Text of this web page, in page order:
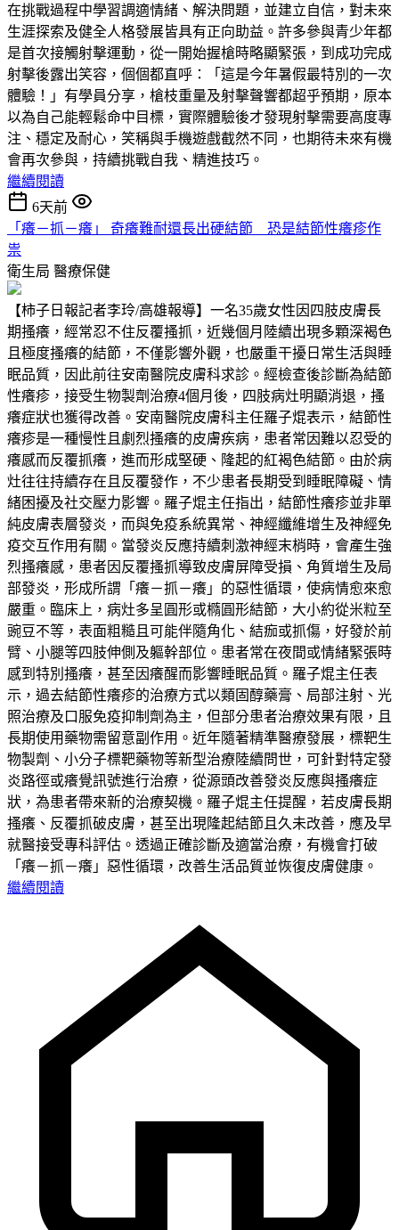
在挑戰過程中學習調適情緒、解決問題，並建立自信，對未來
生涯探索及健全人格發展皆具有正向助益。許多參與青少年都
是首次接觸射擊運動，從一開始握槍時略顯緊張，到成功完成
射擊後露出笑容，個個都直呼：「這是今年暑假最特別的一次
體驗！」有學員分享，槍枝重量及射擊聲響都超乎預期，原本
以為自己能輕鬆命中目標，實際體驗後才發現射擊需要高度專
注、穩定及耐心，笑稱與手機遊戲截然不同，也期待未來有機
會再次參與，持續挑戰自我、精進技巧。
繼續閱讀
6天前
「癢－抓－癢」 奇癢難耐還長出硬結節 恐是結節性癢疹作
祟
衛生局 醫療保健
【柿子日報記者李玲/高雄報導】一名35歲女性因四肢皮膚長
期搔癢，經常忍不住反覆搔抓，近幾個月陸續出現多顆深褐色
且極度搔癢的結節，不僅影響外觀，也嚴重干擾日常生活與睡
眠品質，因此前往安南醫院皮膚科求診。經檢查後診斷為結節
性癢疹，接受生物製劑治療4個月後，四肢病灶明顯消退，搔
癢症狀也獲得改善。安南醫院皮膚科主任羅子焜表示，結節性
癢疹是一種慢性且劇烈搔癢的皮膚疾病，患者常因難以忍受的
癢感而反覆抓癢，進而形成堅硬、隆起的紅褐色結節。由於病
灶往往持續存在且反覆發作，不少患者長期受到睡眠障礙、情
緒困擾及社交壓力影響。羅子焜主任指出，結節性癢疹並非單
純皮膚表層發炎，而與免疫系統異常、神經纖維增生及神經免
疫交互作用有關。當發炎反應持續刺激神經末梢時，會產生強
烈搔癢感，患者因反覆搔抓導致皮膚屏障受損、角質增生及局
部發炎，形成所謂「癢－抓－癢」的惡性循環，使病情愈來愈
嚴重。臨床上，病灶多呈圓形或橢圓形結節，大小約從米粒至
豌豆不等，表面粗糙且可能伴隨角化、結痂或抓傷，好發於前
臂、小腿等四肢伸側及軀幹部位。患者常在夜間或情緒緊張時
感到特別搔癢，甚至因癢醒而影響睡眠品質。羅子焜主任表
示，過去結節性癢疹的治療方式以類固醇藥膏、局部注射、光
照治療及口服免疫抑制劑為主，但部分患者治療效果有限，且
長期使用藥物需留意副作用。近年隨著精準醫療發展，標靶生
物製劑、小分子標靶藥物等新型治療陸續問世，可針對特定發
炎路徑或癢覺訊號進行治療，從源頭改善發炎反應與搔癢症
狀，為患者帶來新的治療契機。羅子焜主任提醒，若皮膚長期
搔癢、反覆抓破皮膚，甚至出現隆起結節且久未改善，應及早
就醫接受專科評估。透過正確診斷及適當治療，有機會打破
「癢－抓－癢」惡性循環，改善生活品質並恢復皮膚健康。
繼續閱讀